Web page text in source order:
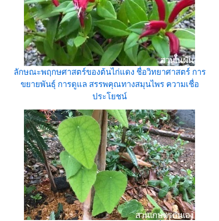
ลักษณะพฤกษศาสตร์ของต้นไก่แดง ชื่อวิทยาศาสตร์ การ
ขยายพันธุ์ การดูแล สรรพคุณทางสมุนไพร ความเชื่อ
ประโยชน์